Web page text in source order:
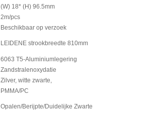
(W) 18* (H) 96.5mm
2m/pcs
Beschikbaar op verzoek
LEIDENE strookbreedte 810mm
6063 T5-Aluminiumlegering
Zandstralenoxydatie
Zilver, witte zwarte,
PMMA/PC
Opalen/Berijpte/Duidelijke Zwarte